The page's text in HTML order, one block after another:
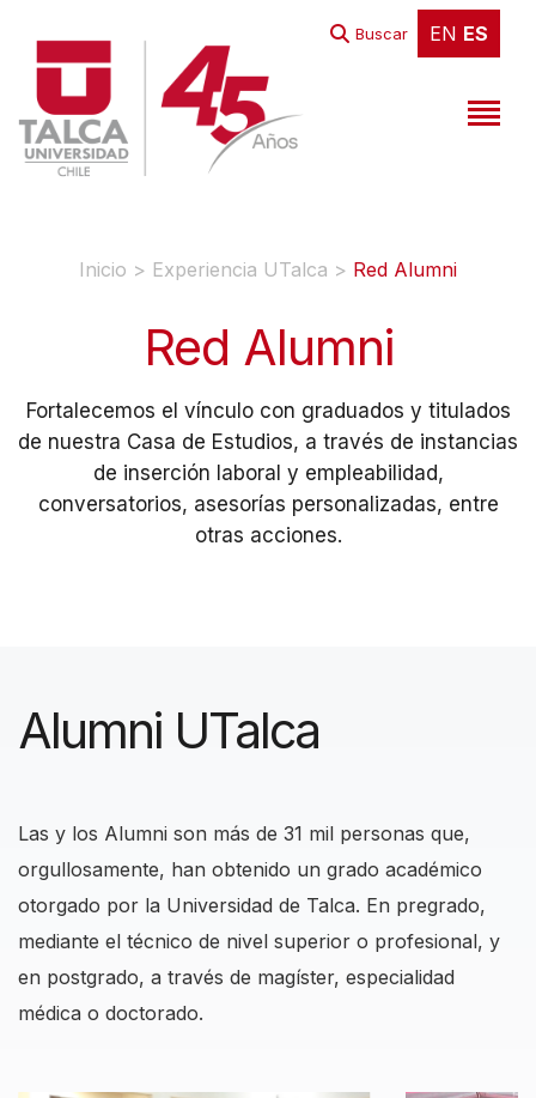
EN ES
Buscar EN ES
Inicio > Experiencia UTalca > Red Alumni
Red Alumni
Fortalecemos el vínculo con graduados y titulados
de nuestra Casa de Estudios, a través de instancias
de inserción laboral y empleabilidad,
conversatorios, asesorías personalizadas, entre
otras acciones.
Alumni UTalca
Las y los Alumni son más de 31 mil personas que,
orgullosamente, han obtenido un grado académico
otorgado por la Universidad de Talca. En pregrado,
mediante el técnico de nivel superior o profesional, y
en postgrado, a través de magíster, especialidad
médica o doctorado.